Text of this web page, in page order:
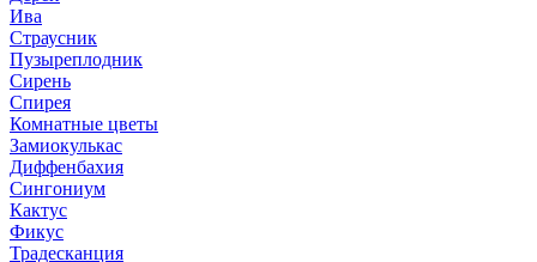
Ива
Страусник
Пузыреплодник
Сирень
Спирея
Комнатные цветы
Замиокулькас
Диффенбахия
Сингониум
Кактус
Фикус
Традесканция